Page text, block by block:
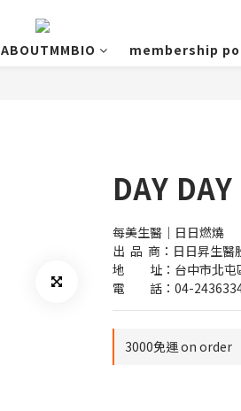
ABOUTMMBIO membership
DAY
每美生醫｜日日燃燒
出  品  商：日日昇生醫
地　　址：台中市北
電　　話：04-
3000免運 on order